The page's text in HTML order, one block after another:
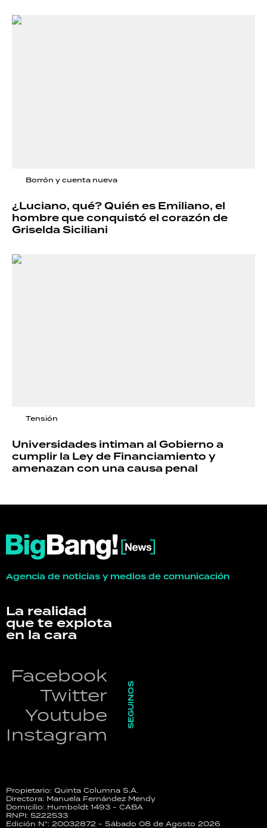
Borrón y cuenta nueva
¿Luciano, qué? Quién es Emiliano, el
hombre que conquistó el corazón de
Griselda Siciliani
Tensión
Universidades intiman al Gobierno a
cumplir la Ley de Financiamiento y
amenazan con una causa penal
Agencia de noticias y medios de comunicación
La realidad
que te explota
en la cara
Facebook
Twitter
Youtube
Instagram
SEGUINOS
Propietario: Quinta Columna S.A.
Directora: Manuela Fernández Mendy
Domicilio: Humboldt 1493 - CABA
RNPI: 5222533
Edición N°: 20032872 - Sábado 08 de Agosto 2026